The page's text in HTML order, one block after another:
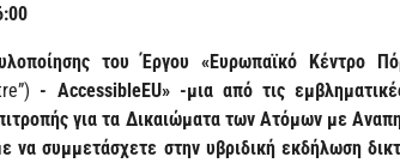
του Έργου «Ευρωπαϊκό Κέντρο
- AccessibleEU» -μια από τις
για τα Δικαιώματα των Ατόμων με
να συμμετάσχετε στην υβριδική εκδήλωση